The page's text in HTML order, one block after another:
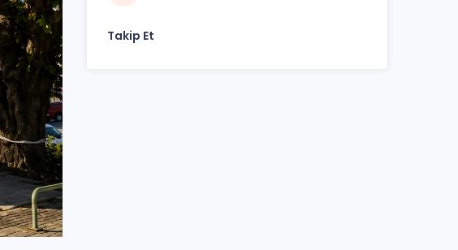
Takip Et